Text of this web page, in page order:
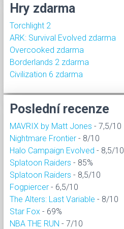
Hry zdarma
Torchlight 2
ARK: Survival Evolved zdarma
Overcooked zdarma
Borderlands 2 zdarma
Civilization 6 zdarma
Poslední recenze
MAVRIX by Matt Jones - 7,5/10
Nightmare Frontier - 8/10
Halo Campaign Evolved - 8,5/10
Splatoon Raiders - 85%
Splatoon Raiders - 8,5/10
Fogpiercer - 6,5/10
The Alters: Last Variable - 8/10
Star Fox - 69%
NBA THE RUN - 7/10